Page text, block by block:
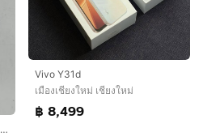
VIVO Y21 4+1 64 GB ขาว สภาพสวย ไม่เคยซ่อม แบตนาน ราคาถูกใจ
Vivo Y31d
เมืองเชียงใหม่ เชียงใหม่
฿ 8,499